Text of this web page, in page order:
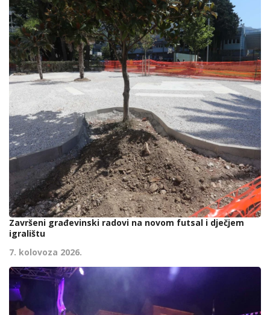
Završeni građevinski radovi na novom futsal i dječjem
igralištu
7. kolovoza 2026.